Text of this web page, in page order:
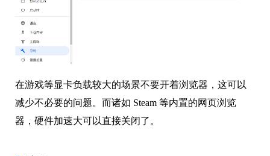
在游戏等显卡负载较大的场景不要开着浏览器，这可以
减少不必要的问题。而诸如 Steam 等内置的网页浏览
器，硬件加速大可以直接关闭了。